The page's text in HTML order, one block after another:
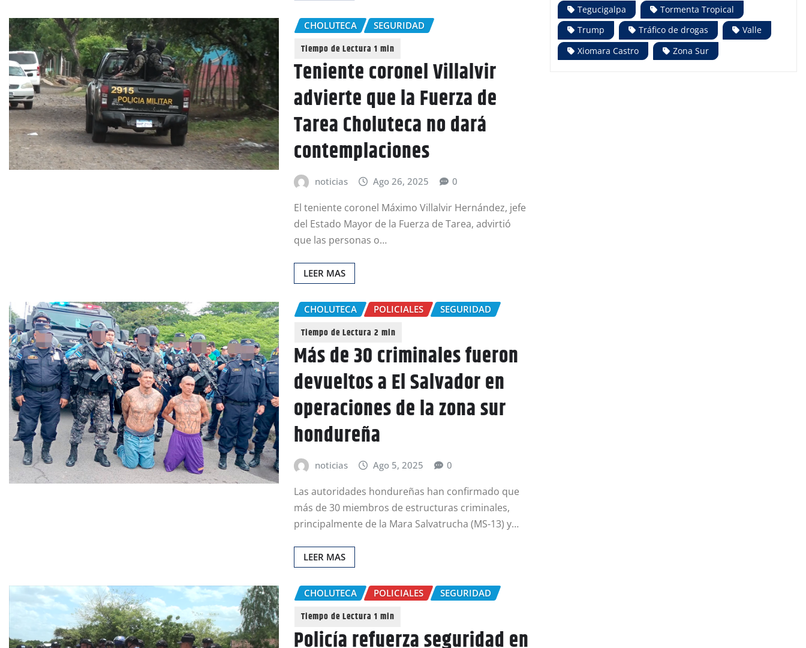
CHOLUTECA SEGURIDAD
Teniente coronel Villalvir
advierte que la Fuerza de
Tarea Choluteca no dará
contemplaciones
noticias Ago 26, 2025 0
El teniente coronel Máximo Villalvir Hernández, jefe
del Estado Mayor de la Fuerza de Tarea, advirtió
que las personas o…
LEER MAS
CHOLUTECA POLICIALES SEGURIDAD
Más de 30 criminales fueron
devueltos a El Salvador en
operaciones de la zona sur
hondureña
noticias Ago 5, 2025 0
Las autoridades hondureñas han confirmado que
más de 30 miembros de estructuras criminales,
principalmente de la Mara Salvatrucha (MS-13) y…
LEER MAS
CHOLUTECA POLICIALES SEGURIDAD
Policía refuerza seguridad en
Tegucigalpa
Tormenta Tropical
Trump
Tráfico de drogas
Valle
Xiomara Castro
Zona Sur